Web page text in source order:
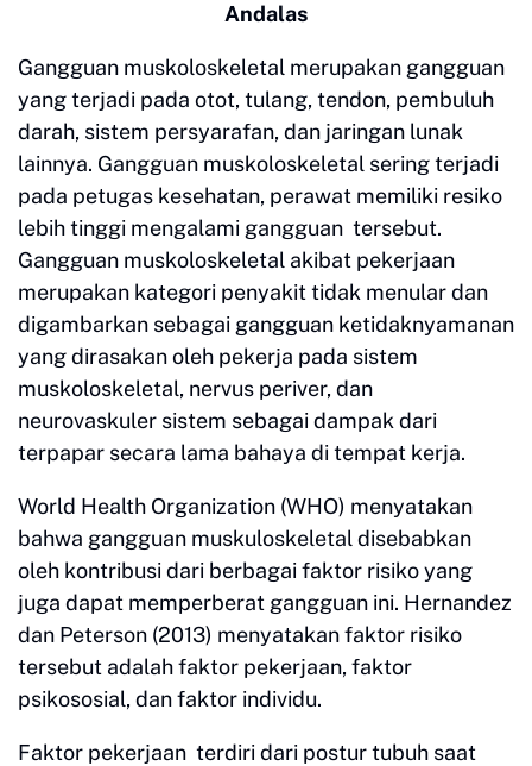
Andalas
Gangguan muskoloskeletal merupakan gangguan
yang terjadi pada otot, tulang, tendon, pembuluh
darah, sistem persyarafan, dan jaringan lunak
lainnya. Gangguan muskoloskeletal sering terjadi
pada petugas kesehatan, perawat memiliki resiko
lebih tinggi mengalami gangguan tersebut.
Gangguan muskoloskeletal akibat pekerjaan
merupakan kategori penyakit tidak menular dan
digambarkan sebagai gangguan ketidaknyamanan
yang dirasakan oleh pekerja pada sistem
muskoloskeletal, nervus periver, dan
neurovaskuler sistem sebagai dampak dari
terpapar secara lama bahaya di tempat kerja.
World Health Organization (WHO) menyatakan
bahwa gangguan muskuloskeletal disebabkan
oleh kontribusi dari berbagai faktor risiko yang
juga dapat memperberat gangguan ini. Hernandez
dan Peterson (2013) menyatakan faktor risiko
tersebut adalah faktor pekerjaan, faktor
psikososial, dan faktor individu.
Faktor pekerjaan terdiri dari postur tubuh saat